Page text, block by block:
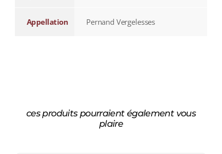
Appellation Pernand Vergelesses
ces produits pourraient également vous
plaire